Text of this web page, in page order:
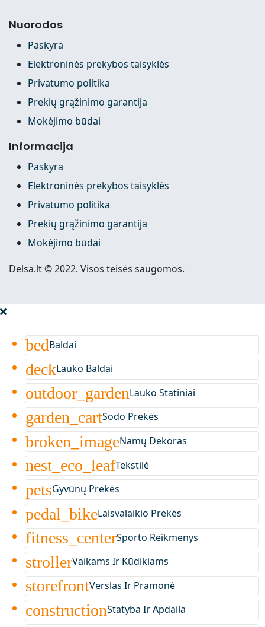
Nuorodos
Paskyra
Elektroninės prekybos taisyklės
Privatumo politika
Prekių grąžinimo garantija
Mokėjimo būdai
Informacija
Paskyra
Elektroninės prekybos taisyklės
Privatumo politika
Prekių grąžinimo garantija
Mokėjimo būdai
Delsa.lt © 2022. Visos teisės saugomos.
bedBaldai
deckLauko Baldai
outdoor_gardenLauko Statiniai
garden_cartSodo Prekės
broken_imageNamų Dekoras
nest_eco_leafTekstilė
petsGyvūnų Prekės
pedal_bikeLaisvalaikio Prekės
fitness_centerSporto Reikmenys
strollerVaikams Ir Kūdikiams
storefrontVerslas Ir Pramonė
constructionStatyba Ir Apdaila